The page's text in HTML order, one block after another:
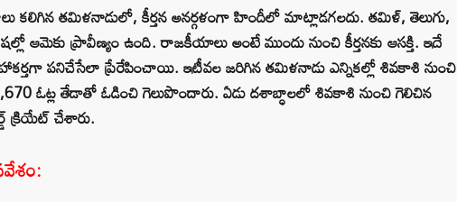
కలిగిన తమిళనాడులో, కీర్తన అనర్గళంగా హిందీలో మాట్లాడగలదు. తమిళ్, తెలుగు,
ఆమెకు ప్రావీణ్యం ఉంది. రాజకీయాలు అంటే ముందు నుంచి కీర్తనకు ఆసక్తి. ఇదే
పనిచేసేలా ప్రేరేపించాయి. ఇటీవల జరిగిన తమిళనాడు ఎన్నికల్లో శివకాశి నుంచి
ఓట్ల తేడాతో ఓడించి గెలుపొందారు. ఏడు దశాబ్ధాలలో శివకాశి నుంచి గెలిచిన
క్రియేట్ చేశారు.